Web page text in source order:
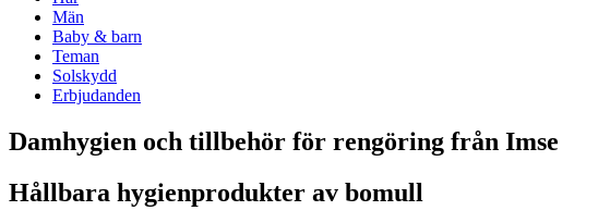
Män
Baby & barn
Teman
Solskydd
Erbjudanden
Damhygien och tillbehör för rengöring från Imse
Hållbara hygienprodukter av bomull